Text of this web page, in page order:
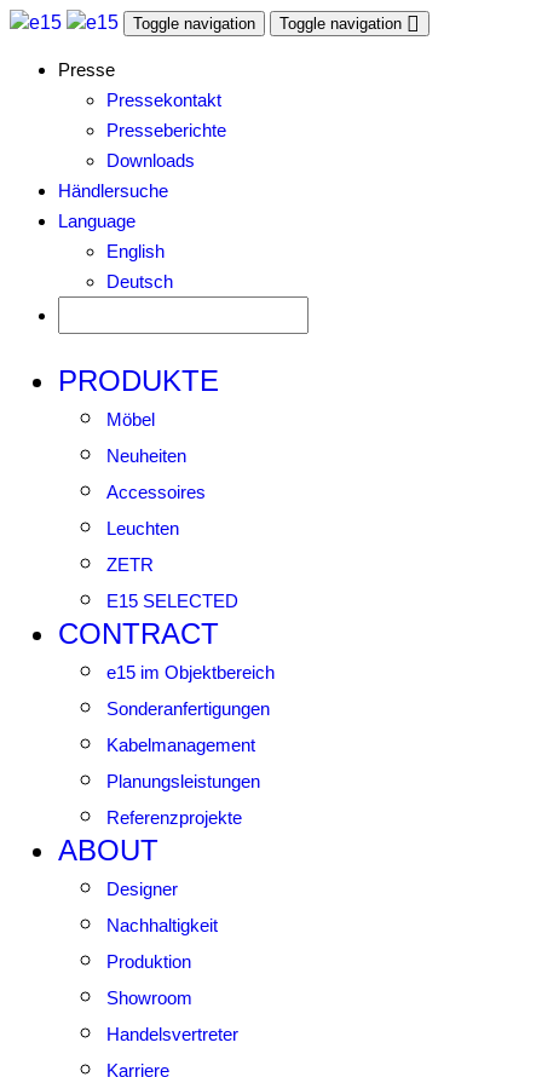
Toggle navigation Toggle navigation
Presse
Pressekontakt
Presseberichte
Downloads
Händlersuche
Language
English
Deutsch
PRODUKTE
Möbel
Neuheiten
Accessoires
Leuchten
ZETR
E15 SELECTED
CONTRACT
e15 im Objektbereich
Sonderanfertigungen
Kabelmanagement
Planungsleistungen
Referenzprojekte
ABOUT
Designer
Nachhaltigkeit
Produktion
Showroom
Handelsvertreter
Karriere